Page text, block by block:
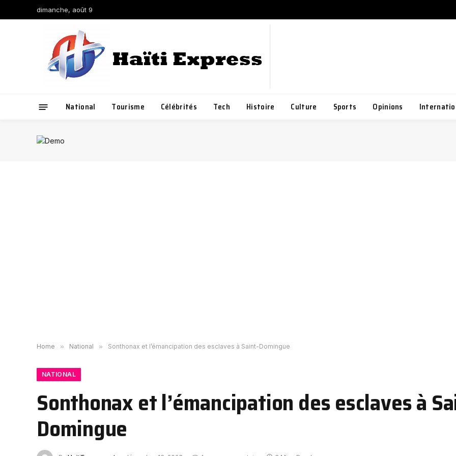
dimanche, août 9
National Tourisme Célébrités Tech Histoire Culture Sports Opinions
Home » National » Sonthonax et l’émancipation des esclaves à Saint-Domingue
NATIONAL
Sonthonax et l’émancipation des esclaves à
Domingue